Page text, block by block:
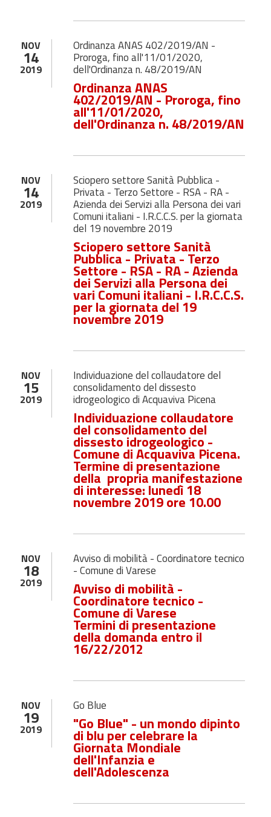
NOV
14
2019
Ordinanza ANAS 402/2019/AN -
Proroga, fino all'11/01/2020,
dell'Ordinanza n. 48/2019/AN
Ordinanza ANAS
402/2019/AN - Proroga, fino
all'11/01/2020,
dell'Ordinanza n. 48/2019/AN
NOV
14
2019
Sciopero settore Sanità Pubblica -
Privata - Terzo Settore - RSA - RA -
Azienda dei Servizi alla Persona dei vari
Comuni italiani - I.R.C.C.S. per la giornata
del 19 novembre 2019
Sciopero settore Sanità
Pubblica - Privata - Terzo
Settore - RSA - RA - Azienda
dei Servizi alla Persona dei
vari Comuni italiani - I.R.C.C.S.
per la giornata del 19
novembre 2019
NOV
15
2019
Individuazione del collaudatore del
consolidamento del dissesto
idrogeologico di Acquaviva Picena
Individuazione collaudatore
del consolidamento del
dissesto idrogeologico -
Comune di Acquaviva Picena.
Termine di presentazione
della propria manifestazione
di interesse: lunedì 18
novembre 2019ore 10.00
NOV
18
2019
Avviso di mobilità - Coordinatore tecnico
- Comune di Varese
Avviso di mobilità -
Coordinatore tecnico -
Comune di Varese
Termini di presentazione
della domanda entro il
16/22/2012
NOV
19
2019
Go Blue
"Go Blue" - un mondo dipinto
di blu per celebrare la
Giornata Mondiale
dell'Infanzia e
dell'Adolescenza